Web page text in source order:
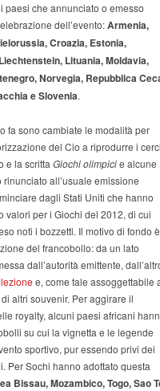
paesi che annunciato o emesso
dell’evento:Armenia,
Croazia, Estonia,
Lituania, Moldavia,
Norvegia, Repubblica
e Slovenia.
fa sono cambiate le modalità per
del Cio a riprodurre i
e la scritta Giochi olimpicie alcune
all’usuale emissione
dagli Stati Uniti che hanno
valori per i Giochi del 2012, di cui
noti i bozzetti. Il motivo di fondo
del francobollo: da un lato
dall’autorità emittente,
e, come tale assoggettabile
altri souvenir. Per aggirare il
royalty, alcuni paesi africani
su cui la vignetta e le legende
sportivo, pur essendo privi dei
Per Sochi hanno adottato questa
Bissau, Mozambico, Togo, Sao